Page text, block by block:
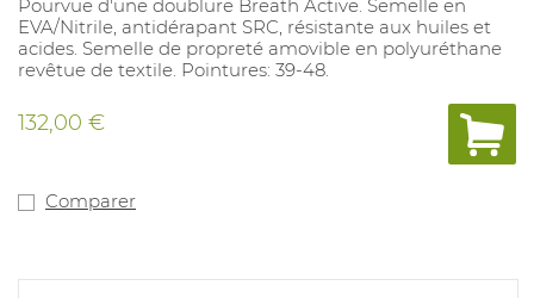
Pourvue d'une doublure Breath Active. Semelle en
EVA/Nitrile, antidérapant SRC, résistante aux huiles et
acides. Semelle de propreté amovible en polyuréthane
revêtue de textile. Pointures: 39-48.
132,00 €
Comparer